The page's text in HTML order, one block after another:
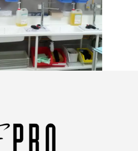
Bretagne